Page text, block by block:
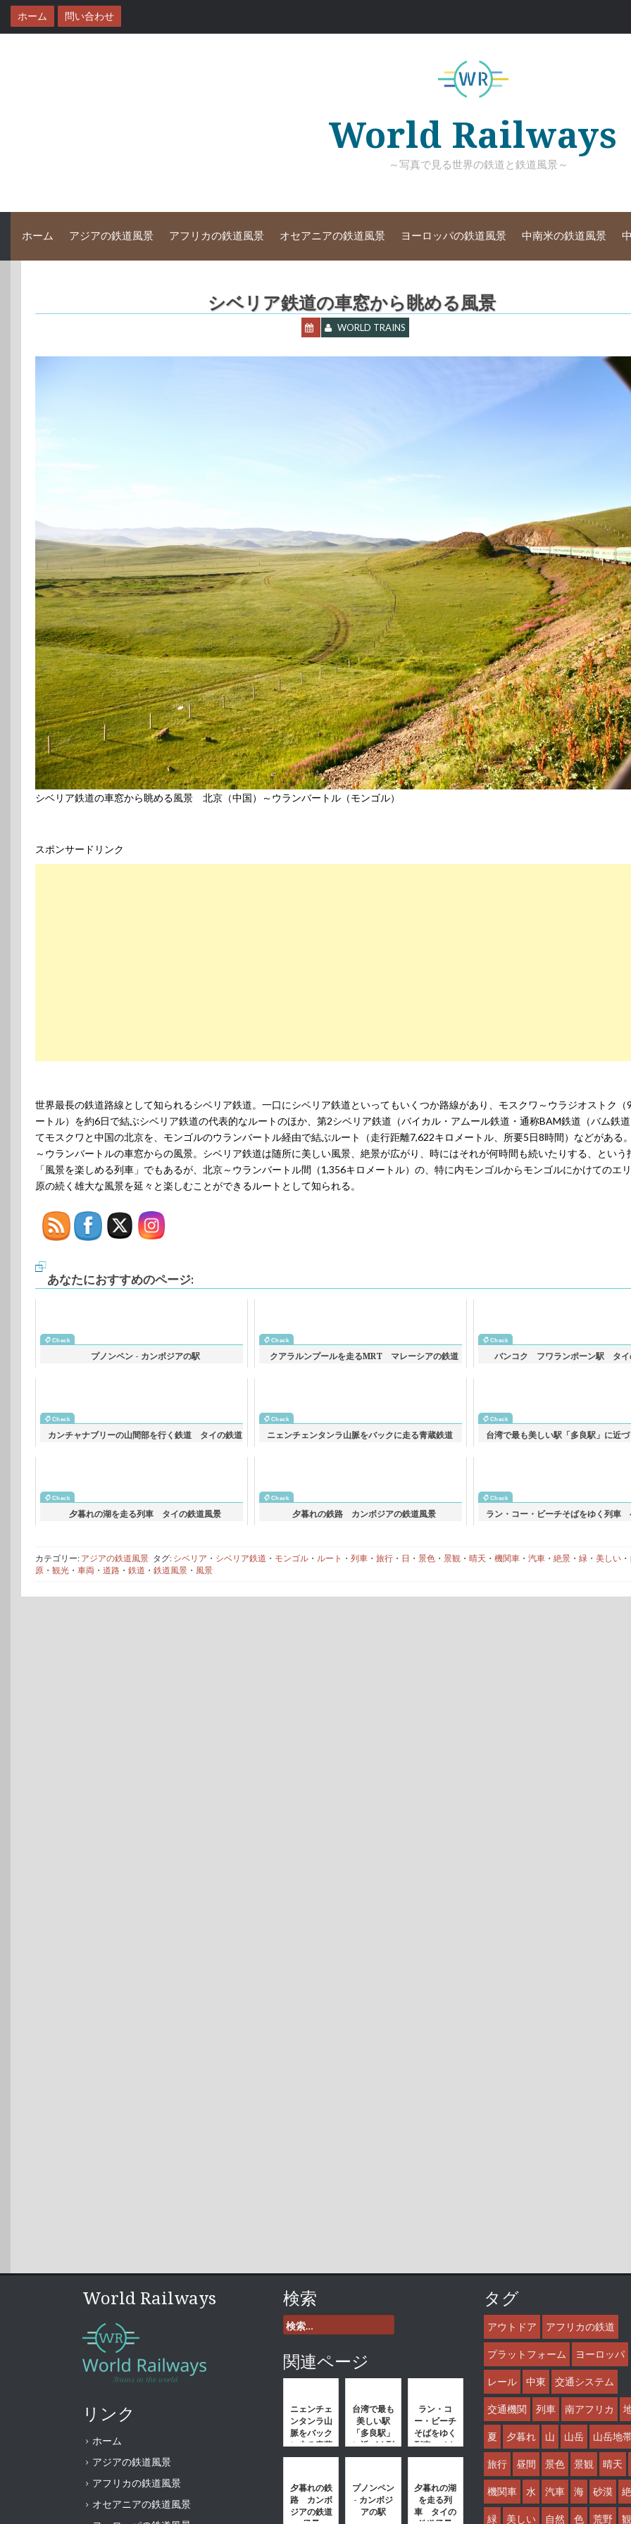
テ
ホーム 問い合わせ
World Railways
～写真で見る世界の鉄道と鉄道風景～
ホーム アジアの鉄道風景 アフリカの鉄道風景 オセアニアの鉄道風景 ヨーロッパの鉄道風景 中南米の鉄道風景
シベリア鉄道の車窓から眺める風景
WORLD TRAINS
シベリア鉄道の車窓から眺める風景 北京（中国）～ウランバートル（モンゴル）
スポンサードリンク
世界最長の鉄道路線として知られるシベリア鉄道。一口にシベリア鉄道といってもいくつか路線があり、モスクワ～ウラジオストク（
ートル）を約6日で結ぶシベリア鉄道の代表的なルートのほか、第2シベリア鉄道（バイカル・アムール鉄道・通称BAM鉄道（バム鉄
てモスクワと中国の北京を、モンゴルのウランバートル経由で結ぶルート（走行距離7,622キロメートル、所要5日8時間）などがある
～ウランバートルの車窓からの風景。シベリア鉄道は随所に美しい風景、絶景が広がり、時にはそれが何時間も続いたりする、という
「風景を楽しめる列車」でもあるが、北京～ウランバートル間（1,356キロメートル）の、特に内モンゴルからモンゴルにかけてのエ
原の続く雄大な風景を延々と楽しむことができるルートとして知られる。
あなたにおすすめのページ:
プノンペン - カンボジアの駅
クアラルンプールを走るMRT マレーシアの鉄道
バンコク フワランポーン駅 タイ
カンチャナブリーの山間部を行く鉄道 タイの鉄道
ニェンチェンタンラ山脈をバックに走る青蔵鉄道
台湾で最も美しい駅「多良駅」に近
夕暮れの湖を走る列車 タイの鉄道風景 夕暮れの鉄路 カンボジアの鉄道風景
ラン・コー・ビーチそばをゆく列車
カテゴリー: アジアの鉄道風景 タグ: シベリア ・ シベリア鉄道 ・ モンゴル ・ ルート ・ 列車 ・ 旅行 ・ 日 ・ 景色 ・ 景観 ・ 晴天 ・ 機関車 ・ 汽車 ・ 絶景 ・ 緑 ・ 美しい ・
原 ・ 観光 ・ 車両 ・ 道路 ・ 鉄道 ・ 鉄道風景 ・ 風景
World Railways
リンク
ホーム
アジアの鉄道風景
アフリカの鉄道風景
オセアニアの鉄道風景
検索
検
索:
関連ページ
ニェンチェ
ンタンラ山
脈をバック
に走る青蔵
鉄道 中国
台湾で最も
美しい駅
「多良駅」
に近づく列
車 台湾の
ラン・コ
ー・ビーチ
そばをゆく
列車 ベト
ナムの鉄道
夕暮れの鉄
路 カンボ
ジアの鉄道
プノンペン
- カンボジ
アの駅
夕暮れの湖
を走る列
車 タイの
タグ
アウトドア アフリカの鉄道
プラットフォーム ヨーロッパ
レール 中東 交通システム
交通機関 列車 南アフリカ
夏 夕暮れ 山 山岳 山岳地
旅行 昼間 景色 景観 晴天
機関車 水 汽車 海 砂漠
緑 美しい 自然 色 荒野